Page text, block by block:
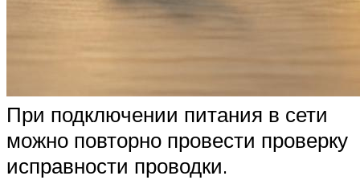
При подключении питания в сети
можно повторно провести проверку
исправности проводки.